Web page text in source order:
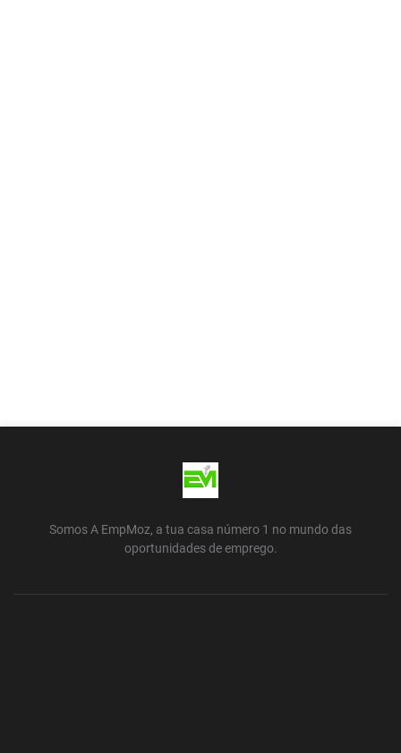
Somos A EmpMoz, a tua casa número 1 no mundo das
oportunidades de emprego.